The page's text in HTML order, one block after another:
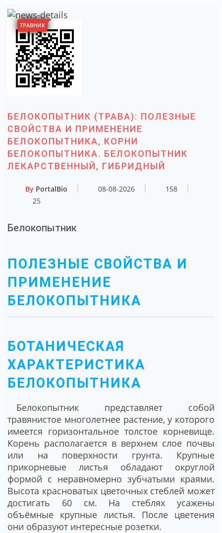
ТРАВНИК
БЕЛОКОПЫТНИК (ТРАВА): ПОЛЕЗНЫЕ
СВОЙСТВА И ПРИМЕНЕНИЕ
БЕЛОКОПЫТНИКА, КОРНИ
БЕЛОКОПЫТНИКА. БЕЛОКОПЫТНИК
ЛЕКАРСТВЕННЫЙ, ГИБРИДНЫЙ
By PortalBio 08-08-2026
158
25
Белокопытник
ПОЛЕЗНЫЕ СВОЙСТВА И
ПРИМЕНЕНИЕ
БЕЛОКОПЫТНИКА
БОТАНИЧЕСКАЯ
ХАРАКТЕРИСТИКА
БЕЛОКОПЫТНИКА
Белокопытник представляет собой
травянистое многолетнее растение, у которого
имеется горизонтальное толстое корневище.
Корень располагается в верхнем слое почвы
или на поверхности грунта. Крупные
прикорневые листья обладают округлой
формой с неравномерно зубчатыми краями.
Высота красноватых цветочных стеблей может
достигать 60 см. На стеблях усажены
объёмные крупные листья. После цветения
они образуют интересные розетки.